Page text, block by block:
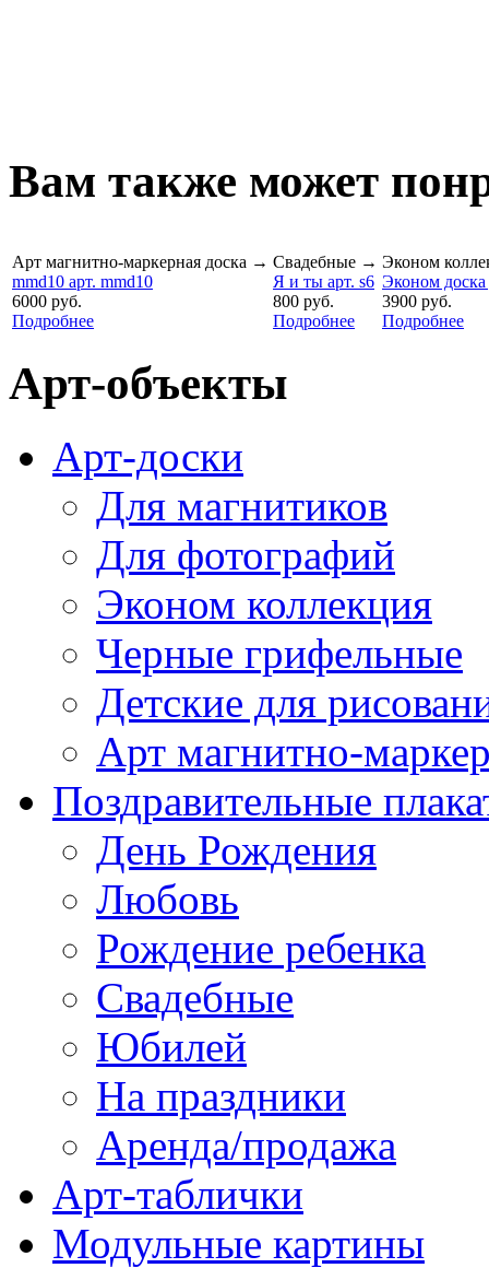
Вам также может
Арт магнитно-маркерная доска →
mmd10 арт. mmd10
6000 руб.
Подробнее
Свадебные →
Я и ты арт. s6
800 руб.
Подробнее
Эконом
Эконом доска
3900 руб.
Подробнее
Арт-объекты
Арт-доски
Для магнитиков
Для фотографий
Эконом коллекция
Черные грифельные
Детские для
Арт магнитно-
Поздравительные
День Рождения
Любовь
Рождение ребенка
Свадебные
Юбилей
На праздники
Аренда/продажа
Арт-таблички
Модульные картины